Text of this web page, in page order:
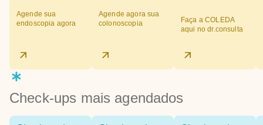
Agende sua
endoscopia agora
Agende agora sua
colonoscopia
Faça a COLEDA
aqui no dr.consulta
Check-ups mais agendados